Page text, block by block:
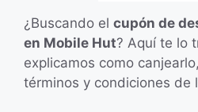
¿Buscando el cupón de
en Mobile Hut? Aquí te lo
explicamos como
términos y condiciones de